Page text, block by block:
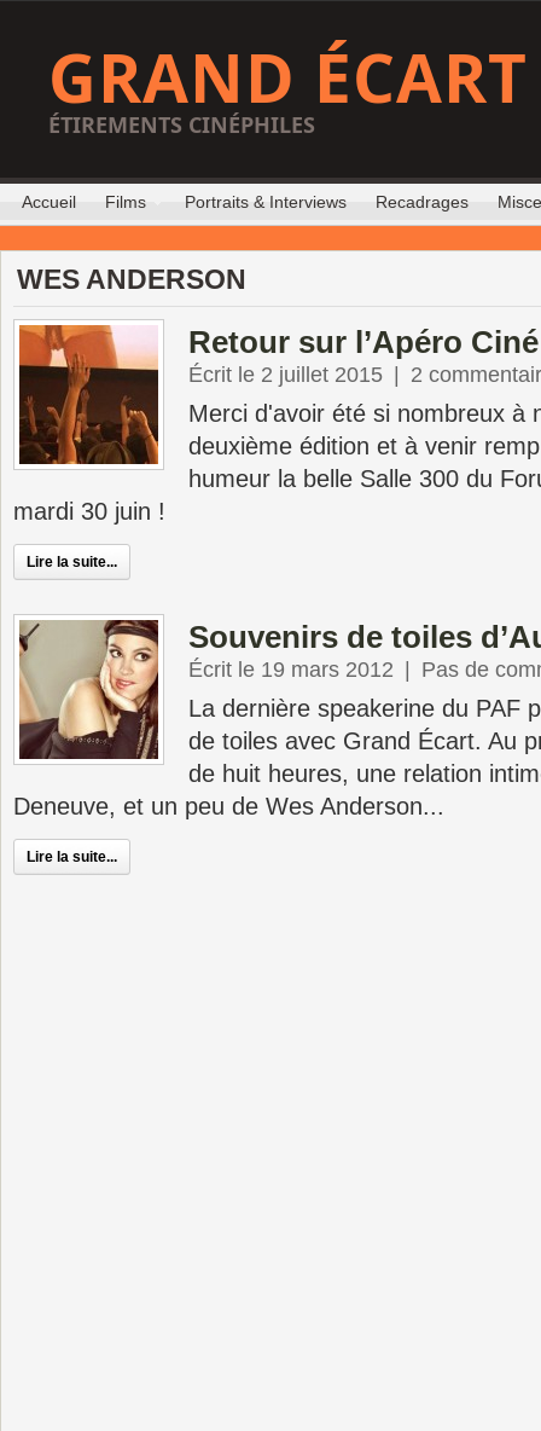
GRAND ÉCART
ÉTIREMENTS CINÉPHILES
Accueil Films Portraits & Interviews Recadrages
WES ANDERSON
Retour sur l’Apéro
Écrit le 2 juillet 2015 2
Merci d'avoir été si nombreux à
deuxième édition et à venir
humeur la belle Salle 300 du
mardi 30 juin !
Lire la suite...
Souvenirs de toiles
Écrit le 19 mars 2012 Pas de
La dernière speakerine du PAF
de toiles avec Grand Écart. Au
de huit heures, une relation
Deneuve, et un peu de Wes Anderson...
Lire la suite...